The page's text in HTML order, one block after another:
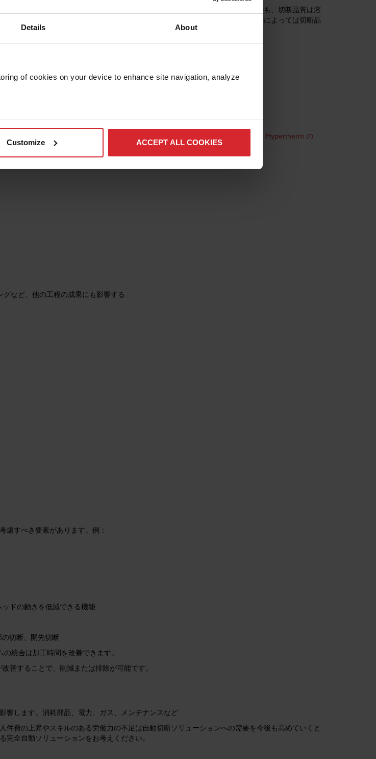
Details About
of cookies on your device to enhance site navigation, analyze
Customize ACCEPT ALL COOKIES
の購入者の目に触れる部分なので、これは非常に重要です。これ以外の場合でも、切断品質は溶
切断はさらなる準備が省け、工程を合理化し、労賃を節約します。しかし、時によっては切断品
しくマッチしているか
要因となります。他の工程はこれほどオペレーターのスキルに依存せず、また Hypertherm の
トインされているので、スキルのあるオペレーターの必要性は低減します。
など、他の工程の成果にも影響する
慮すべき要素があります。例：
ドの動きを低減できる機能
切断、開先切断
統合は加工時間を改善できます。
善することで、削減または排除が可能です。
響します。消耗部品、電力、ガス、メンテナンスなど
費の上昇やスキルのある労働力の不足は自動切断ソリューションへの需要を今後も高めていくと
全自動ソリューションをお考えください。